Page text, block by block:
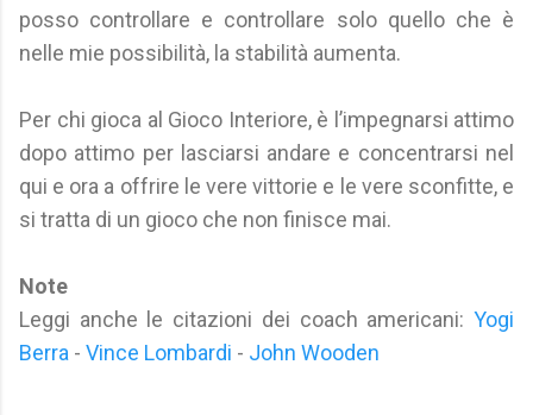
posso controllare e controllare solo quello che è
nelle mie possibilità, la stabilità aumenta.
Per chi gioca al Gioco Interiore, è l’impegnarsi attimo
dopo attimo per lasciarsi andare e concentrarsi nel
qui e ora a offrire le vere vittorie e le vere sconfitte, e
si tratta di un gioco che non finisce mai.
Note
Leggi anche le citazioni dei coach americani: Yogi
Berra - Vince Lombardi - John Wooden